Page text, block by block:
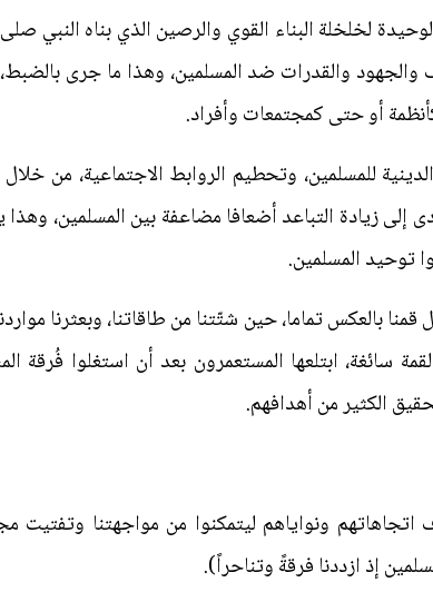
لخلخلة البناء القوي والرصين الذي بناه النبي
والقدرات ضد المسلمين، وهذا ما جرى
أو حتى كمجتمعات وأفراد.
للمسلمين، وتحطيم الروابط الاجتماعية، من
إلى زيادة التباعد أضعافا مضاعفة بين المسلمين،
توحيد المسلمين.
قمنا بالعكس تماما، حين شتّتنا من طاقاتنا، وبعثرنا
سائغة، ابتلعها المستعمرون بعد أن استغلوا فُرقة
الكثير من أهدافهم.
ونواياهم ليتمكنوا من مواجهتنا وتفتيت
إذ ازددنا فرقةً وتناحراً).